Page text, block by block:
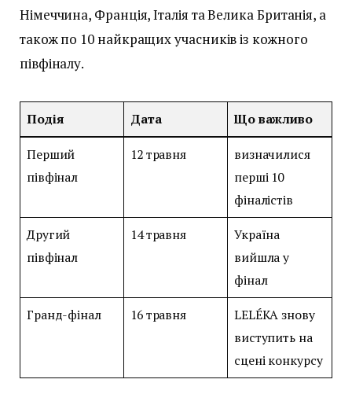
Німеччина, Франція, Італія та Велика Британія, а
також по 10 найкращих учасників із кожного
півфіналу.
Подія Дата Що важливо
Перший
півфінал
12 травня
визначилися
перші 10
фіналістів
Другий
півфінал
14 травня
Україна
вийшла у
фінал
Гранд-фінал 16 травня
LELÉKA знову
виступить на
сцені конкурсу